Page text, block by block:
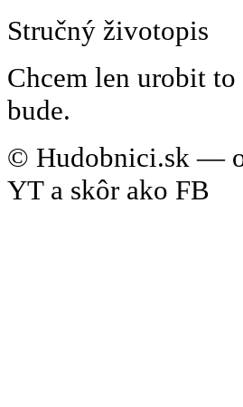
Stručný životopis
Chcem len urobit
bude.
© Hudobnici.sk —
YT a skôr ako FB